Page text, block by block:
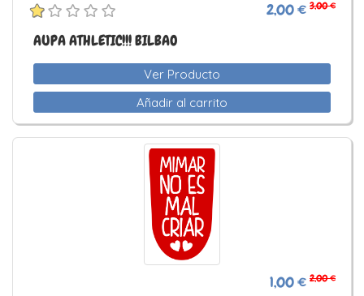
2,00 € 3,00 €
AUPA ATHLETIC!!! BILBAO
Ver Producto
Añadir al carrito
1,00 € 2,00 €